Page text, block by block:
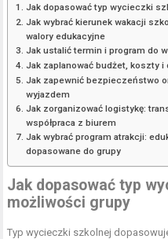
Jak dopasować typ wycieczki
Jak wybrać kierunek wakacji
walory edukacyjne
Jak ustalić termin i program do
Jak zaplanować budżet, koszty
Jak zapewnić bezpieczeństwo
wyjazdem
Jak zorganizować logistykę:
współpraca z biurem
Jak wybrać program atrakcji:
dopasowane do grupy
Jak dopasować typ
możliwości grupy
Typ wycieczki szkolnej